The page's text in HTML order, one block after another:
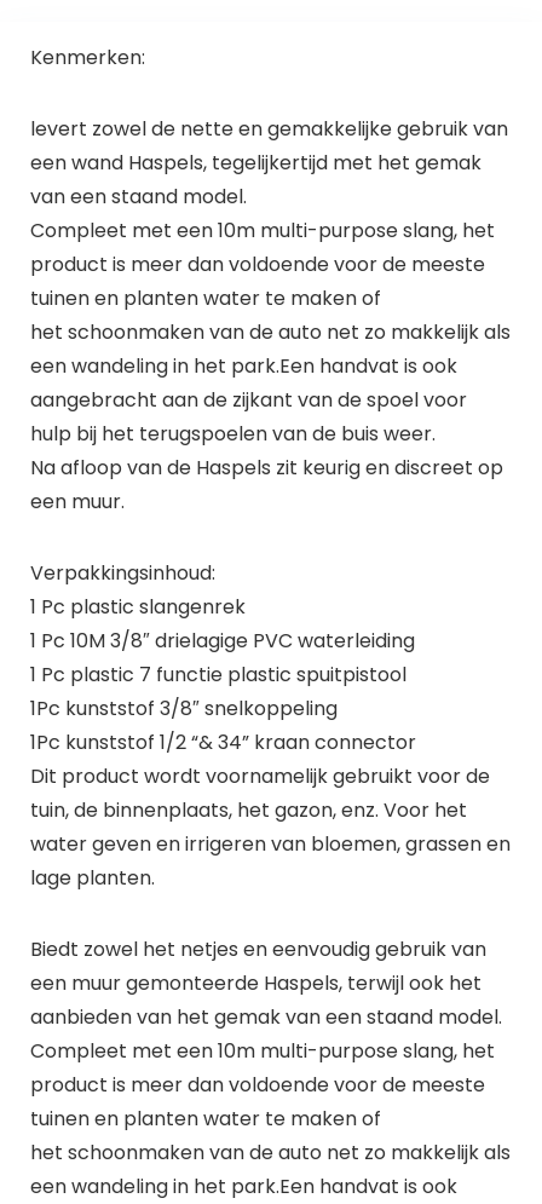
Kenmerken:
levert zowel de nette en gemakkelijke gebruik van
een wand Haspels, tegelijkertijd met het gemak
van een staand model.
Compleet met een 10m multi-purpose slang, het
product is meer dan voldoende voor de meeste
tuinen en planten water te maken of
het schoonmaken van de auto net zo makkelijk als
een wandeling in het park.Een handvat is ook
aangebracht aan de zijkant van de spoel voor
hulp bij het terugspoelen van de buis weer.
Na afloop van de Haspels zit keurig en discreet op
een muur.
Verpakkingsinhoud:
1 Pc plastic slangenrek
1 Pc 10M 3/8″ drielagige PVC waterleiding
1 Pc plastic 7 functie plastic spuitpistool
1Pc kunststof 3/8″ snelkoppeling
1Pc kunststof 1/2 “& 34” kraan connector
Dit product wordt voornamelijk gebruikt voor de
tuin, de binnenplaats, het gazon, enz. Voor het
water geven en irrigeren van bloemen, grassen en
lage planten.
Biedt zowel het netjes en eenvoudig gebruik van
een muur gemonteerde Haspels, terwijl ook het
aanbieden van het gemak van een staand model.
Compleet met een 10m multi-purpose slang, het
product is meer dan voldoende voor de meeste
tuinen en planten water te maken of
het schoonmaken van de auto net zo makkelijk als
een wandeling in het park.Een handvat is ook